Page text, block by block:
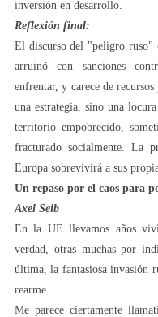
inversión en desarrollo.
Reflexión final:
El discurso del "peligro ruso"
arruinó con sanciones
enfrentar, y carece de
una estrategia, sino una
territorio empobrecido,
fracturado socialmente. La
Europa sobrevivirá a sus
Un repaso por el caos para
Axel Seib
En la UE llevamos años
verdad, otras muchas por
última, la fantasiosa invasión
rearme.
Me parece ciertamente